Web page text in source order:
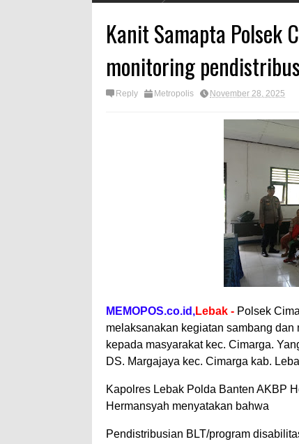
Kanit Samapta Polsek
monitoring
Reply Metropolis November 28, 2025
MEMOPOS.co.id,Lebak - Polsek
melaksanakan kegiatan sambang
kepada masyarakat kec. Cimarga.
DS. Margajaya kec. Cimarga kab.
Kapolres Lebak Polda Banten AKBP
Hermansyah menyatakan bahwa
Pendistribusian BLT/program